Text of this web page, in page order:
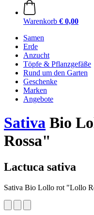
Warenkorb € 0,00
Samen
Erde
Anzucht
Töpfe & Pflanzgefäße
Rund um den Garten
Geschenke
Marken
Angebote
Sativa Bio
Rossa"
Lactuca sativa
Sativa Bio Lollo rot "Lollo